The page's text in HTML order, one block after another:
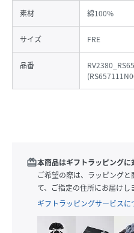
素材 綿100%
サイズ FRE
品番
(
redeem本商品はギフトラッピングに
ご希望の際は、ラッピング
て、ご指定の住所にお届けし
ギフトラッピングサービスに